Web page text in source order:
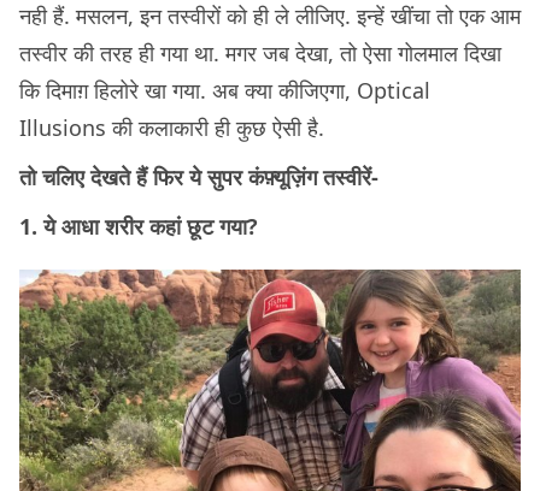
नही हैं. मसलन, इन तस्वीरों को ही ले लीजिए. इन्हें खींचा तो एक आम
तस्वीर की तरह ही गया था. मगर जब देखा, तो ऐसा गोलमाल दिखा
कि दिमाग़ हिलोरे खा गया. अब क्या कीजिएगा, Optical
Illusions की कलाकारी ही कुछ ऐसी है.
तो चलिए देखते हैं फिर ये सुपर कंफ़्यूज़िंग तस्वीरें-
1. ये आधा शरीर कहां छूट गया?